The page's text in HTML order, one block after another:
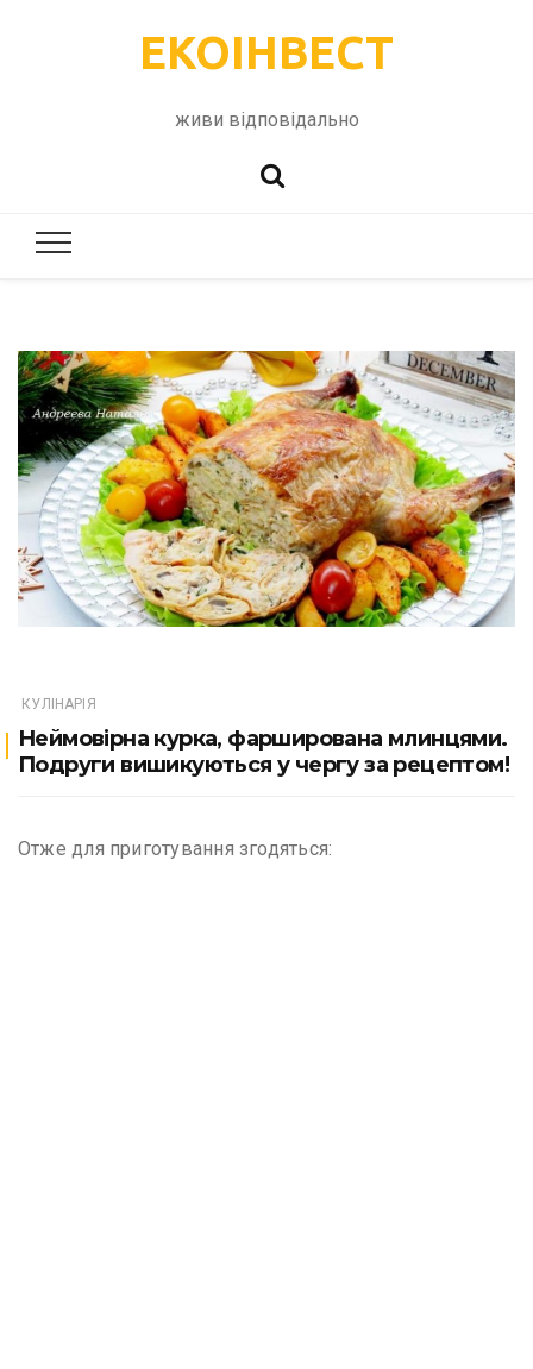
ЕКОІНВЕСТ
живи відповідально
КУЛІНАРІЯ
Неймовірна курка, фарширована млинцями.
Подруги вишикуються у чергу за рецептом!
Отже для приготування згодяться: